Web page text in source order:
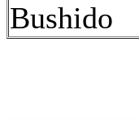
Bushido